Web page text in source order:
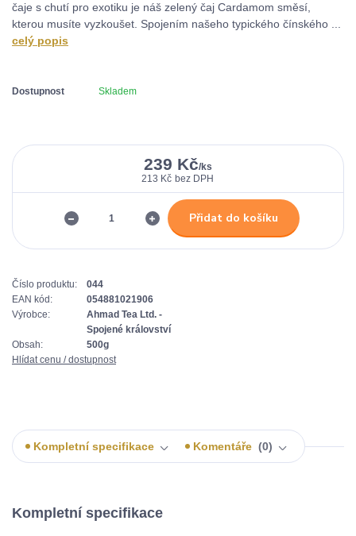
čaje s chutí pro exotiku je náš zelený čaj Cardamom směsí,
kterou musíte vyzkoušet. Spojením našeho typického čínského ...
celý popis
Dostupnost Skladem
239 Kč/ks
213 Kč bez DPH
Přidat do košíku
Číslo produktu:
044
EAN kód:
054881021906
Výrobce:
Ahmad Tea Ltd. -
Spojené království
Obsah:
500g
Hlídat cenu / dostupnost
Kompletní specifikace Komentáře 0
Kompletní specifikace